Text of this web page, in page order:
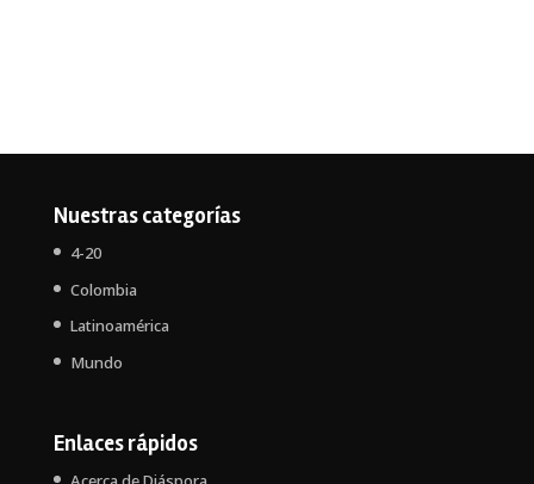
Nuestras categorías
4-20
Colombia
Latinoamérica
Mundo
Enlaces rápidos